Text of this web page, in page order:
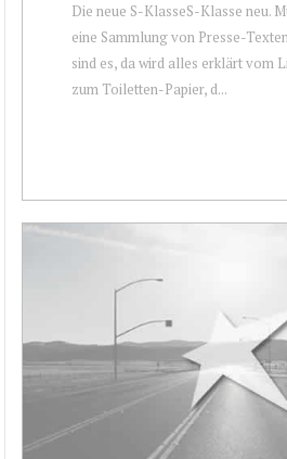
Die neue S-KlasseS-Klasse neu.
eine Sammlung von Presse-
sind es, da wird alles erklärt vom
zum Toiletten-Papier, d...